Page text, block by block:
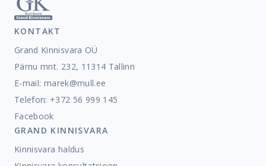
KONTAKT
Grand Kinnisvara OÜ
Pärnu mnt. 232, 11314 Tallinn
E-mail: marek@mull.ee
Telefon: +372 56 999 145
Facebook
GRAND KINNISVARA
Kinnisvara haldus